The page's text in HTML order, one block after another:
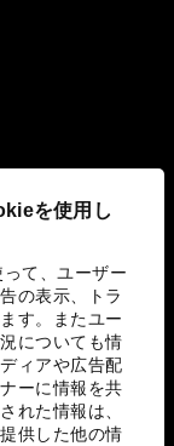
を使用し
て、ユーザー
の表示、トラ
す。またユー
についても情
ィアや広告配
ーに情報を共
れた情報は、
供した他の情